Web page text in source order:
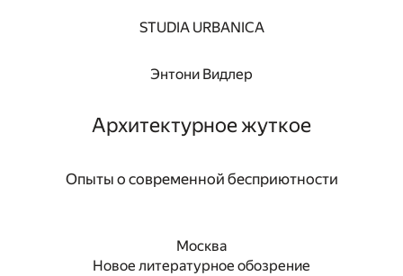
STUDIA URBANICA
Энтони Видлер
Архитектурное жуткое
Опыты о современной бесприютности
Москва
Новое литературное обозрение